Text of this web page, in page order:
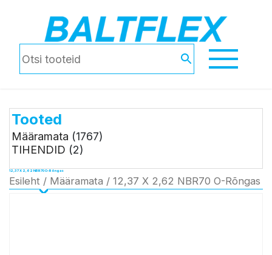
Tooted
Määramata (1767)
TIHENDID (2)
12,37 X 2,62 NBR70 O-Rõngas
Esileht / Määramata / 12,37 X 2,62 NBR70 O-Rõngas